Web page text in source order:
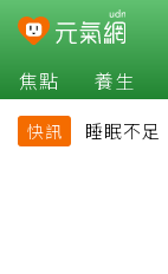
焦點 養生
快訊
睡眠不足